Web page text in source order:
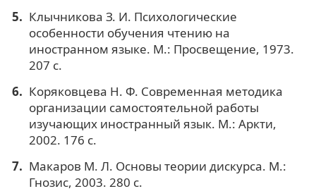
Клычникова З. И. Психологические
особенности обучения чтению на
иностранном языке. М.: Просвещение, 1973.
207 с.
Коряковцева Н. Ф. Современная методика
организации самостоятельной работы
изучающих иностранный язык. М.: Аркти,
2002. 176 с.
Макаров М. Л. Основы теории дискурса. М.:
Гнозис, 2003. 280 с.